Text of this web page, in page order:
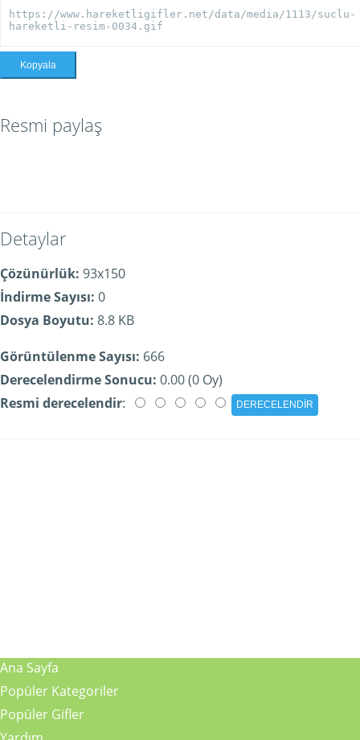
Kopyala
Resmi paylaş
Detaylar
Çözünürlük: 93x150
İndirme Sayısı: 0
Dosya Boyutu: 8.8 KB
Görüntülenme Sayısı: 666
Derecelendirme Sonucu: 0.00 (0 Oy)
Resmi derecelendir:
Ana Sayfa
Popüler Kategoriler
Popüler Gifler